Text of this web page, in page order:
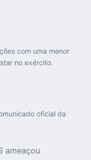
com uma menor
no exército.
oficial da
ameaçou